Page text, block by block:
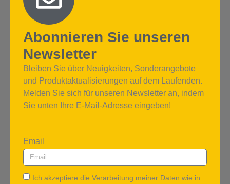
Abonnieren Sie unseren
Newsletter
Bleiben Sie über Neuigkeiten, Sonderangebote
und Produktaktualisierungen auf dem Laufenden.
Melden Sie sich für unseren Newsletter an, indem
Sie unten Ihre E-Mail-Adresse eingeben!
Email
Ich akzeptiere die Verarbeitung meiner Daten wie in